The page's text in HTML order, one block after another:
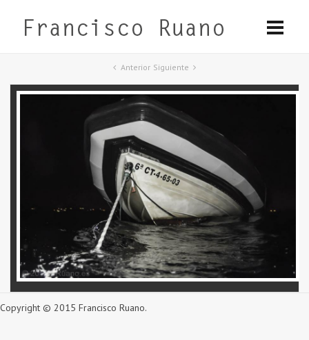
Anterior Siguiente
Copyright © 2015 Francisco Ruano.